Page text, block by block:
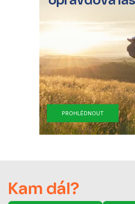
PROHLÉDNOUT
Kam dál?